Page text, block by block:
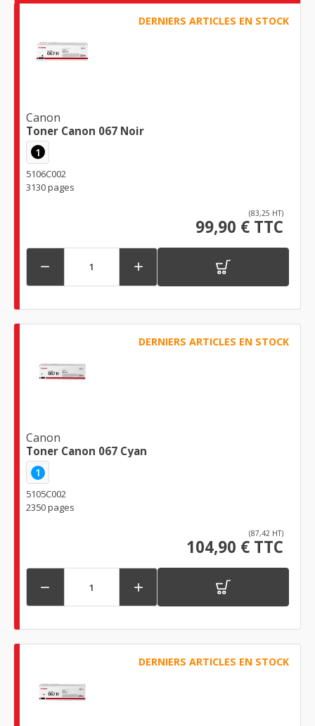
DERNIERS ARTICLES EN STOCK
Canon
Toner Canon 067 Noir
1
5106C002
3130 pages
(83,25 HT)
99,90 € TTC
 
DERNIERS ARTICLES EN STOCK
Canon
Toner Canon 067 Cyan
1
5105C002
2350 pages
(87,42 HT)
104,90 € TTC
 
DERNIERS ARTICLES EN STOCK